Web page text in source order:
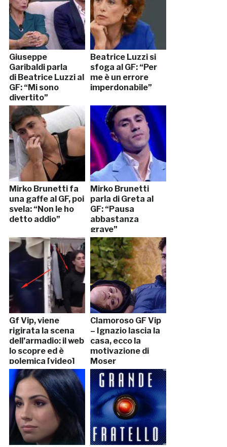
Giuseppe
Garibaldi parla
di Beatrice Luzzi al
GF: “Mi sono
divertito”
Beatrice Luzzi si
sfoga al GF: “Per
me è un errore
imperdonabile”
Mirko Brunetti fa
una gaffe al GF, poi
svela: “Non le ho
detto addio”
Mirko Brunetti
parla di Greta al
GF: “Pausa
abbastanza
grave”
Gf Vip, viene
rigirata la scena
dell’armadio: il web
lo scopre ed è
polemica [video]
Clamoroso GF Vip
– Ignazio lascia la
casa, ecco la
motivazione di
Moser